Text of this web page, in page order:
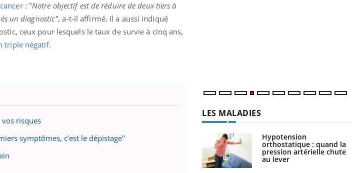
cancer: "Notre objectif est de réduire de deux tiers à
un diagnostic", a-t-il affirmé. Il a aussi indiqué
ceux pour lesquels le taux de survie à cinq ans,
triple négatif.
risques
symptômes, c’est le dépistage"
LES MALADIES
Hypotension
orthostatique : quand la
pression artérielle chute
au lever